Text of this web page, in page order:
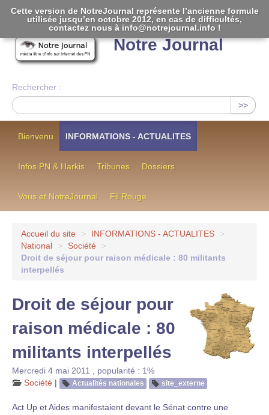
Notre Journal
Rechercher :
>>
Bienvenu INFORMATIONS - ACTUALITES
Infos PN & Harkis Tribunes Dossiers
Vous et NotreJournal Fil Rouge
Accueil du site > INFORMATIONS - ACTUALITES
>
National
> Société
>
Droit de séjour pour raison médicale : 80 militants
interpellés
Droit de séjour pour
raison médicale : 80
militants interpellés
Mercredi 4 mai 2011
popularité : 1%
Société | Actualités nationales site_externe
Act Up et Aides manifestaient devant le Sénat contre une
Cette version de NotreJournal représente l’ancienne formule
utilisée jusqu’en octobre 2012, en cas de difficultés,
contactez nous à info@notrejournal.info !